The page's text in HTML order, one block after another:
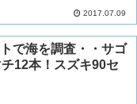
2017.07.09
で海を調査・・サゴ
12本！スズキ90セ